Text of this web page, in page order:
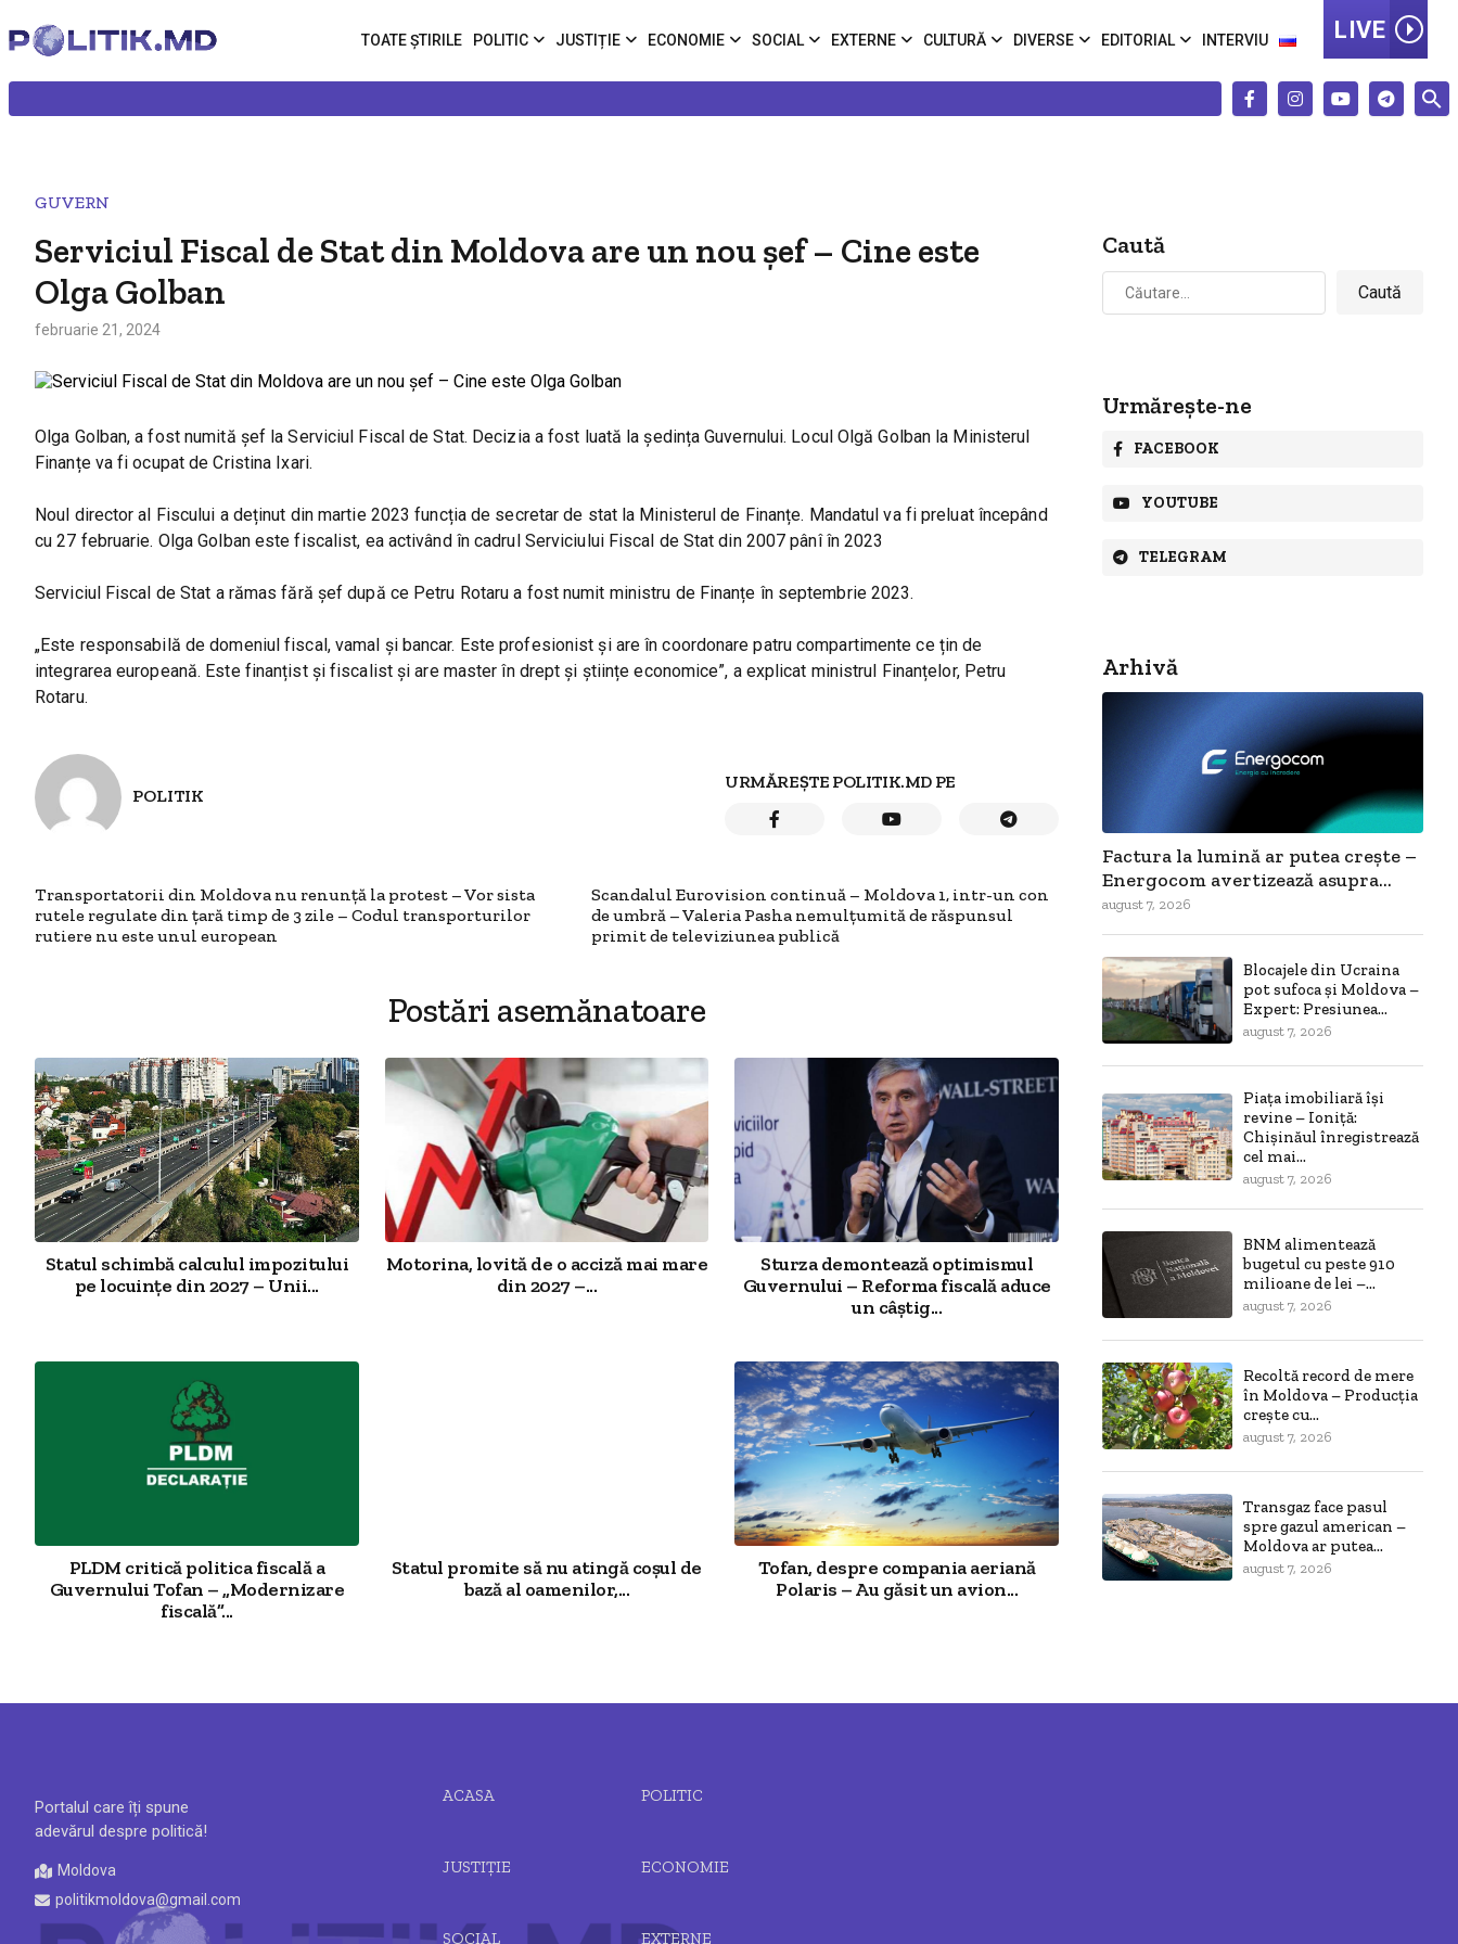
TOATE ȘTIRILE POLITIC JUSTIȚIE ECONOMIE SOCIAL EXTERNE CULTURĂ DIVERSE EDITORIAL INTERVIU LIVE
GUVERN
Serviciul Fiscal de Stat din Moldova are un nou șef – Cine este
Olga Golban
februarie 21, 2024
Olga Golban, a fost numită șef la Serviciul Fiscal de Stat. Decizia a fost luată la ședința Guvernului. Locul Olgă Golban la Ministerul
Finanțe va fi ocupat de Cristina Ixari.
Noul director al Fiscului a deținut din martie 2023 funcția de secretar de stat la Ministerul de Finanțe. Mandatul va fi preluat începând
cu 27 februarie. Olga Golban este fiscalist, ea activând în cadrul Serviciului Fiscal de Stat din 2007 pânî în 2023
Serviciul Fiscal de Stat a rămas fără șef după ce Petru Rotaru a fost numit ministru de Finanțe în septembrie 2023.
„Este responsabilă de domeniul fiscal, vamal și bancar. Este profesionist și are în coordonare patru compartimente ce țin de
integrarea europeană. Este finanțist și fiscalist și are master în drept și științe economice”, a explicat ministrul Finanțelor, Petru
Rotaru.
POLITIK
URMĂREȘTE POLITIK.MD PE
Transportatorii din Moldova nu renunță la protest – Vor sista
rutele regulate din țară timp de 3 zile – Codul transporturilor
rutiere nu este unul european
Scandalul Eurovision continuă – Moldova 1, intr-un con
de umbră – Valeria Pasha nemulțumită de răspunsul
primit de televiziunea publică
Postări asemănatoare
Statul schimbă calculul impozitului
pe locuințe din 2027 – Unii...
Motorina, lovită de o acciză mai mare
din 2027 –...
Sturza demontează optimismul
Guvernului – Reforma fiscală aduce
un câștig...
PLDM critică politica fiscală a
Guvernului Tofan – „Modernizare
fiscală”...
Statul promite să nu atingă coșul de
bază al oamenilor,...
Tofan, despre compania aeriană
Polaris – Au găsit un avion...
Caută
Caută
după:
Urmărește-ne
FACEBOOK
YOUTUBE
TELEGRAM
Arhivă
Factura la lumină ar putea crește –
Energocom avertizează asupra...
august 7, 2026
Blocajele din Ucraina
pot sufoca și Moldova –
Expert: Presiunea...
august 7, 2026
Piața imobiliară își
revine – Ioniță:
Chișinăul înregistrează
cel mai...
august 7, 2026
BNM alimentează
bugetul cu peste 910
milioane de lei –...
august 7, 2026
Recoltă record de mere
în Moldova – Producția
crește cu...
august 7, 2026
Transgaz face pasul
spre gazul american –
Moldova ar putea...
august 7, 2026
Portalul care îți spune
adevărul despre politică!
Moldova
politikmoldova@gmail.com
ACASA POLITIC
JUSTIȚIE ECONOMIE
SOCIAL EXTERNE